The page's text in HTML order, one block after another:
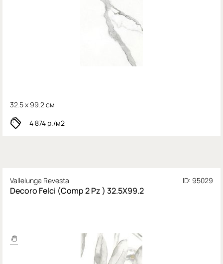
32.5 x 99.2 см
4 874 р./м2
Vallelunga Revesta ID: 95029
Decoro Felci (Comp 2 Pz ) 32.5X99.2